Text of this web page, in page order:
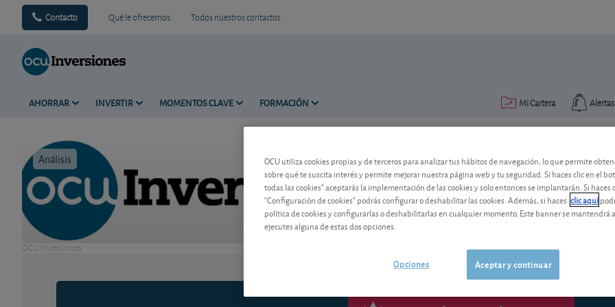
Contacto Qué le ofrecemos Todos nuestros contactos
AHORRAR INVERTIR MOMENTOS CLAVE FORMACIÓN Alertas
Mi Cartera
Análisis Tiempo de lectura: 2 min.
OCU Inversiones
Los depósitos y seguros
¿Cuáles son actualmente las mejores
OCU utiliza cookies propias y de terceros para analizar tus hábitos de navegación, lo que permite
sobre qué te suscita interés y permite mejorar nuestra página web y tu seguridad. Si haces clic en el
todas las cookies" aceptarás la implementación de las cookies y solo entonces se implantarán. Si haces
"Configuración de cookies" podrás configurar o deshabilitar las cookies. Además, si haces clic aquí
política de cookies y configurarlas o deshabilitarlas en cualquier momento. Este banner se mantendrá
ejecutes alguna de estas dos opciones.
Aceptar y continuar
Opciones